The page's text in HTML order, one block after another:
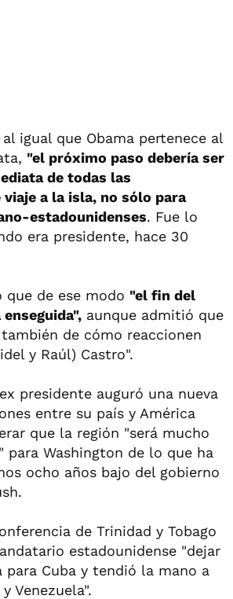
al igual que Obama pertenece al
"el próximo paso debería ser
de todas las
a la isla, no sólo para
estadounidenses. Fue lo
era presidente, hace 30
que de ese modo "el fin del
aunque admitió que
de cómo reaccionen
y Raúl) Castro".
presidente auguró una nueva
entre su país y América
que la región "será mucho
para Washington de lo que ha
ocho años bajo del gobierno
de Trinidad y Tobago
estadounidense "dejar
para Cuba y tendió la mano a
Venezuela".